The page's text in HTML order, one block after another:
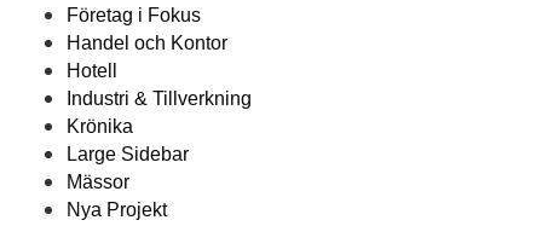
Företag i Fokus
Handel och Kontor
Hotell
Industri & Tillverkning
Krönika
Large Sidebar
Mässor
Nya Projekt